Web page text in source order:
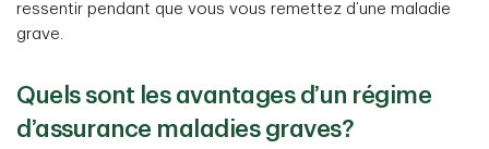
ressentir pendant que vous vous remettez d’une maladie
grave.
Quels sont les avantages d’un régime
d’assurance maladies graves?